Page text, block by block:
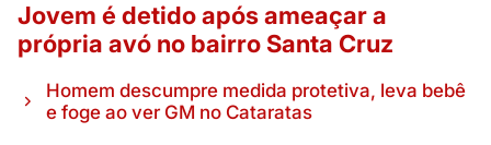
Jovem é detido após ameaçar a
própria avó no bairro Santa Cruz
Homem descumpre medida protetiva, leva bebê
e foge ao ver GM no Cataratas